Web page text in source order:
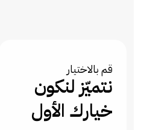
قم بالاختيار
نتميّز لنكون
خيارك الأول